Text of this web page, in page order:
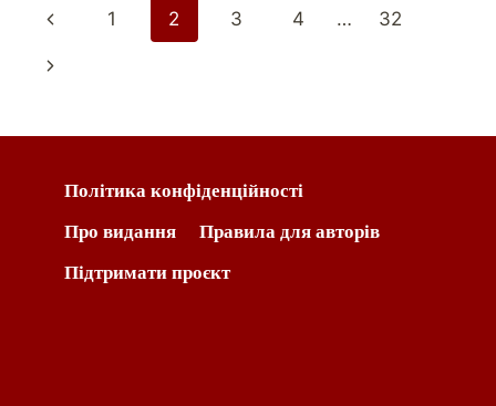
1 2 3 4 … 32
Політика конфіденційності
Про видання
Правила для авторів
Підтримати проєкт